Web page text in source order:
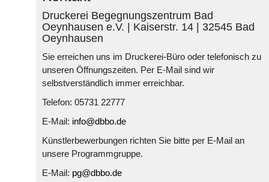
Druckerei Begegnungszentrum Bad
Oeynhausen e.V. | Kaiserstr. 14 | 32545 Bad
Oeynhausen
Sie erreichen uns im Druckerei-Büro oder telefonisch zu
unseren Öffnungszeiten. Per E-Mail sind wir
selbstverständlich immer erreichbar.
Telefon: 05731 22777
E-Mail: info@dbbo.de
Künstlerbewerbungen richten Sie bitte per E-Mail an
unsere Programmgruppe.
E-Mail: pg@dbbo.de